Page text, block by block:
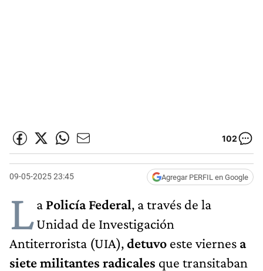
102
09-05-2025 23:45 Agregar PERFIL en Google
La Policía Federal, a través de la
Unidad de Investigación
Antiterrorista (UIA),detuvo este viernes a
siete militantes radicales que transitaban